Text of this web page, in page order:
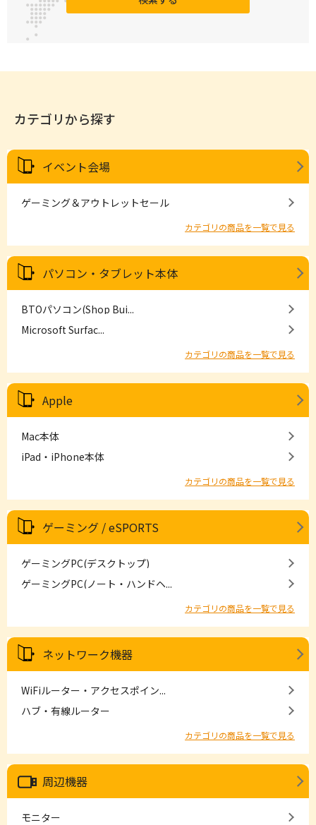
カテゴリから探す
イベント会場
ゲーミング＆アウトレットセール
カテゴリの商品を一覧で見る
パソコン・タブレット本体
BTOパソコン(Shop Bui...
Microsoft Surfac...
カテゴリの商品を一覧で見る
Apple
Mac本体
iPad・iPhone本体
カテゴリの商品を一覧で見る
ゲーミング / eSPORTS
ゲーミングPC(デスクトップ)
ゲーミングPC(ノート・ハンドヘ...
カテゴリの商品を一覧で見る
ネットワーク機器
WiFiルーター・アクセスポイン...
ハブ・有線ルーター
カテゴリの商品を一覧で見る
周辺機器
モニター